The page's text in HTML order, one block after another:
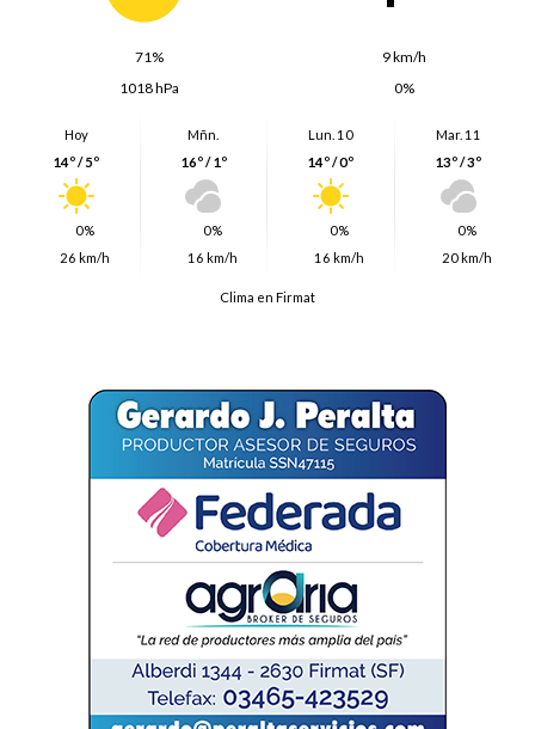
71%
9 km/h
1018 hPa
0%
Hoy
14º / 5º
0%
26 km/h
Mñn.
16º / 1º
0%
16 km/h
Lun. 10
14º / 0º
0%
16 km/h
Mar. 11
13º / 3º
0%
20 km/h
Clima en Firmat